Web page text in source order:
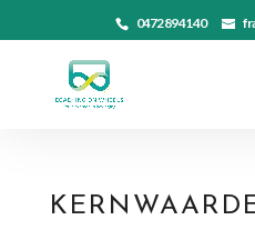
0472 89 41 40